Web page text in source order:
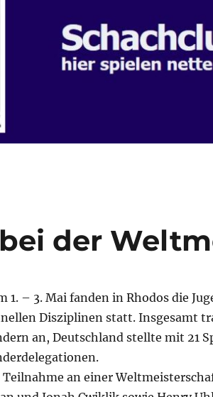
der
1. – 3. Mai fanden in Rhodos die
Disziplinen statt. Insgesamt
an, Deutschland stellte mit 21
Teilnahme an einer